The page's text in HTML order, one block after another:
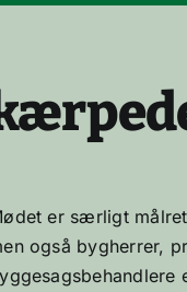
er særligt
også bygherrer,